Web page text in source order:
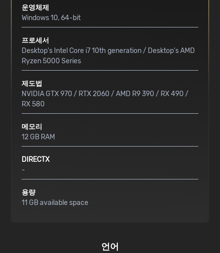
운영체제
Windows 10, 64-bit
프로세서
Desktop's Intel Core i7 10th generation / Desktop's AMD
Ryzen 5000 Series
제도법
NVIDIA GTX 970 / RTX 2060 / AMD R9 390 / RX 490 /
RX 580
메모리
12 GB RAM
DIRECTX
-
용량
11 GB available space
언어